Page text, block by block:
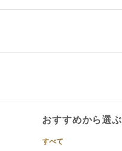
おすすめから選ぶ
すべて